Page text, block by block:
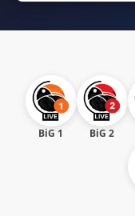
BiG 1 BiG 2